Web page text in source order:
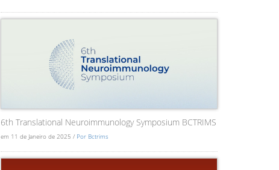
6th Translational Neuroimmunology Symposium BCTRIMS
em 11 de Janeiro de 2025 / Por Bctrims